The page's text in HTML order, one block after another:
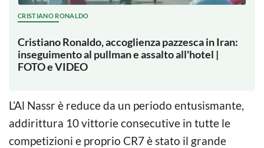
CRISTIANO RONALDO
Cristiano Ronaldo, accoglienza pazzesca in Iran:
inseguimento al pullman e assalto all'hotel |
FOTO e VIDEO
L’Al Nassr è reduce da un periodo entusismante,
addirittura 10 vittorie consecutive in tutte le
competizioni e proprio CR7 è stato il grande